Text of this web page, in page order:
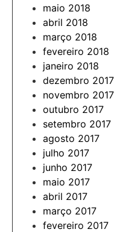
maio 2018
abril 2018
março 2018
fevereiro 2018
janeiro 2018
dezembro 2017
novembro 2017
outubro 2017
setembro 2017
agosto 2017
julho 2017
junho 2017
maio 2017
abril 2017
março 2017
fevereiro 2017